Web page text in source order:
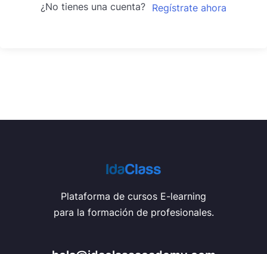
¿No tienes una cuenta? Regístrate ahora
Plataforma de cursos E-learning
para la formación de profesionales.